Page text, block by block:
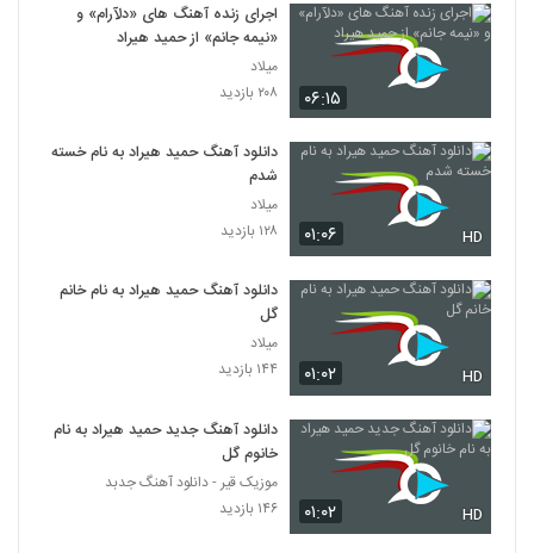
۰۶:۱۵
اجرای زنده آهنگ های «دلآرام» و
«نیمه جانم» از حمید هیراد
میلاد
۲۰۸ بازدید
۰۱:۰۶ HD
دانلود آهنگ حمید هیراد به نام خسته
شدم
میلاد
۱۲۸ بازدید
۰۱:۰۲ HD
دانلود آهنگ حمید هیراد به نام خانم
گل
میلاد
۱۴۴ بازدید
۰۱:۰۲ HD
دانلود آهنگ جدید حمید هیراد به نام
خانوم گل
موزیک قیر - دانلود آهنگ جدبد
۱۴۶ بازدید